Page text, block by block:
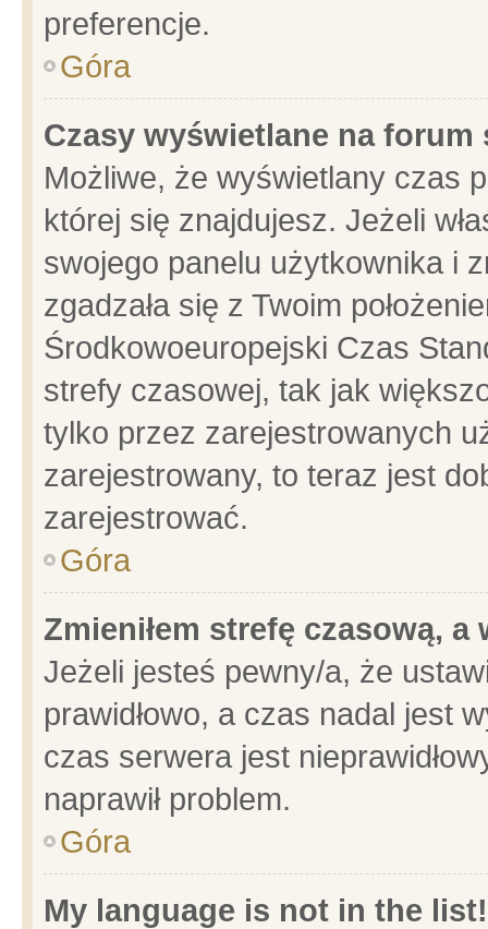
preferencje.
Góra
Czasy wyświetlane na forum
Możliwe, że wyświetlany czas
której się znajdujesz. Jeżeli
swojego panelu użytkownika i
zgadzała się z Twoim
Środkowoeuropejski Czas
strefy czasowej, tak jak
tylko przez zarejestrowanych
zarejestrowany, to teraz jest
zarejestrować.
Góra
Zmieniłem strefę czasową,
Jeżeli jesteś pewny/a, że
prawidłowo, a czas nadal jest
czas serwera jest
naprawił problem.
Góra
My language is not in the list!